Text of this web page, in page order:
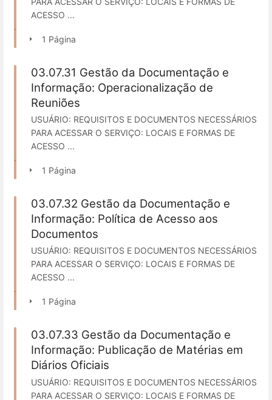
ACESSO ...
1 Página
03.07.31 Gestão da Documentação e
Informação: Operacionalização de
Reuniões
USUÁRIO: REQUISITOS E DOCUMENTOS NECESSÁRIOS
PARA ACESSAR O SERVIÇO: LOCAIS E FORMAS DE
ACESSO ...
1 Página
03.07.32 Gestão da Documentação e
Informação: Política de Acesso aos
Documentos
USUÁRIO: REQUISITOS E DOCUMENTOS NECESSÁRIOS
PARA ACESSAR O SERVIÇO: LOCAIS E FORMAS DE
ACESSO ...
1 Página
03.07.33 Gestão da Documentação e
Informação: Publicação de Matérias em
Diários Oficiais
USUÁRIO: REQUISITOS E DOCUMENTOS NECESSÁRIOS
PARA ACESSAR O SERVIÇO: LOCAIS E FORMAS DE